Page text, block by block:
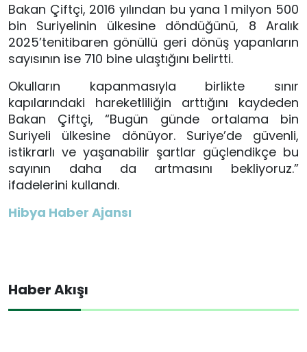
Bakan Çiftçi, 2016 yılından bu yana 1 milyon 500
bin Suriyelinin ülkesine döndüğünü, 8 Aralık
2025’tenitibaren gönüllü geri dönüş yapanların
sayısının ise 710 bine ulaştığını belirtti.
Okulların kapanmasıyla birlikte sınır
kapılarındaki hareketliliğin arttığını kaydeden
Bakan Çiftçi, “Bugün günde ortalama bin
Suriyeli ülkesine dönüyor. Suriye’de güvenli,
istikrarlı ve yaşanabilir şartlar güçlendikçe bu
sayının daha da artmasını bekliyoruz.”
ifadelerini kullandı.
Hibya Haber Ajansı
Haber Akışı